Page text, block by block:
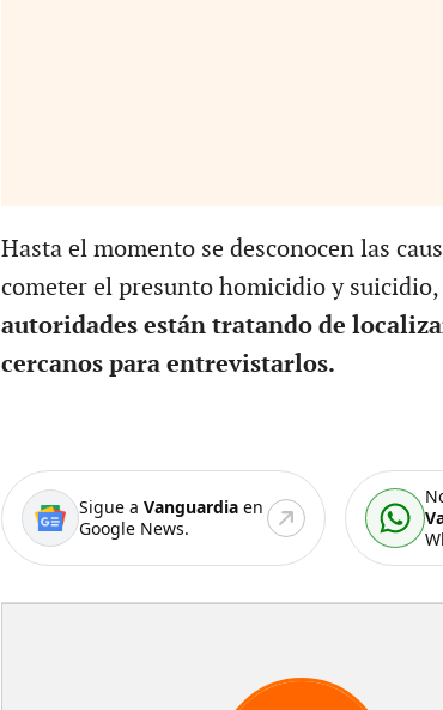
Hasta el momento se desconocen las
cometer el presunto homicidio y suicidio,
autoridades están tratando de
cercanos para entrevistarlos.
Sigue a Vanguardiaen
Google News.